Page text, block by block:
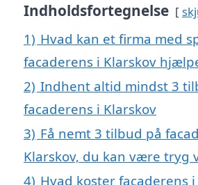
Indholdsfortegnelse
1) Hvad kan et firma med
facaderens i Klarskov
2) Indhent altid mindst 3
facaderens i Klarskov
3) Få nemt 3 tilbud på
Klarskov, du kan være tryg
4) Hvad koster facaderens i